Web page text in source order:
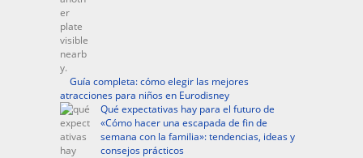
Guía completa: cómo elegir las mejores
atracciones para niños en Eurodisney
Qué expectativas hay para el futuro de
«Cómo hacer una escapada de fin de
semana con la familia»: tendencias, ideas y
consejos prácticos